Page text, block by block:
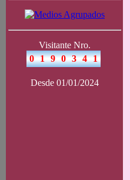
Visitante Nro.
Desde 01/01/2024